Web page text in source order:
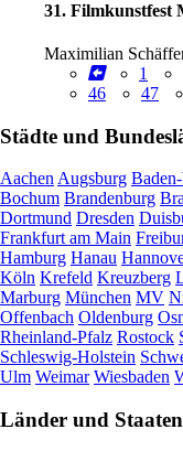
31. Filmkunstfest
Maximilian
1
46
47
Städte und
AachenAugsburg
Bochum Brandenburg
Dortmund Dresden
Frankfurt am Main
Hamburg Hanau
Köln Krefeld Kreuzberg
Marburg München MV
Offenbach Oldenburg
Rheinland-Pfalz Rostock
Schleswig-Holstein
Ulm Weimar Wiesbaden
Länder und Staaten